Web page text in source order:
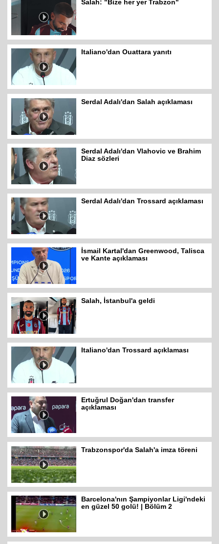
Salah: "Bize her yer Trabzon"
Italiano'dan Ouattara yanıtı
Serdal Adalı'dan Salah açıklaması
Serdal Adalı'dan Vlahovic ve Brahim
Diaz sözleri
Serdal Adalı'dan Trossard açıklaması
İsmail Kartal'dan Greenwood, Talisca
ve Kante açıklaması
Salah, İstanbul'a geldi
Italiano'dan Trossard açıklaması
Ertuğrul Doğan'dan transfer
açıklaması
Trabzonspor'da Salah'a imza töreni
Barcelona'nın Şampiyonlar Ligi'ndeki
en güzel 50 golü! | Bölüm 2